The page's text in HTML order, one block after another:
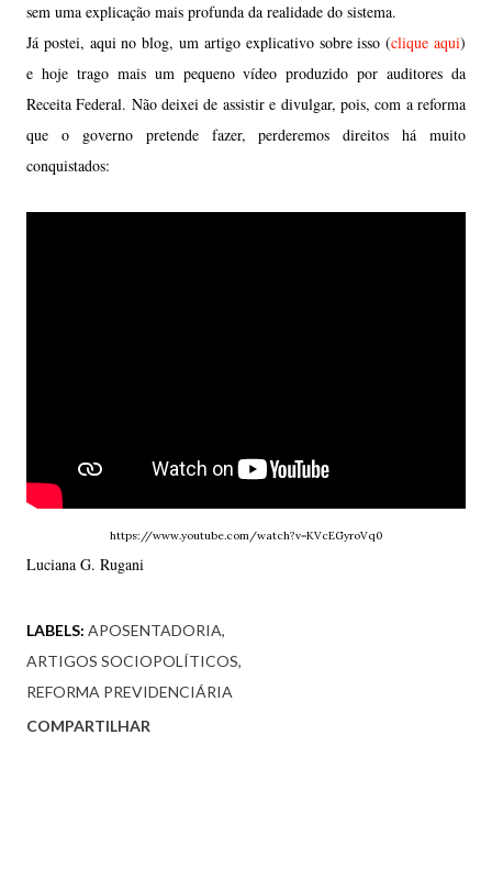
sem uma explicação mais profunda da realidade do sistema.
Já postei, aqui no blog, um artigo explicativo sobre isso (clique aqui)
e hoje trago mais um pequeno vídeo produzido por auditores da
Receita Federal. Não deixei de assistir e divulgar, pois, com a reforma
que o governo pretende fazer, perderemos direitos há muito
conquistados:
https://www.youtube.com/watch?v=KVcEGyroVq0
Luciana G. Rugani
LABELS: APOSENTADORIA
ARTIGOS SOCIOPOLÍTICOS
REFORMA PREVIDENCIÁRIA
COMPARTILHAR